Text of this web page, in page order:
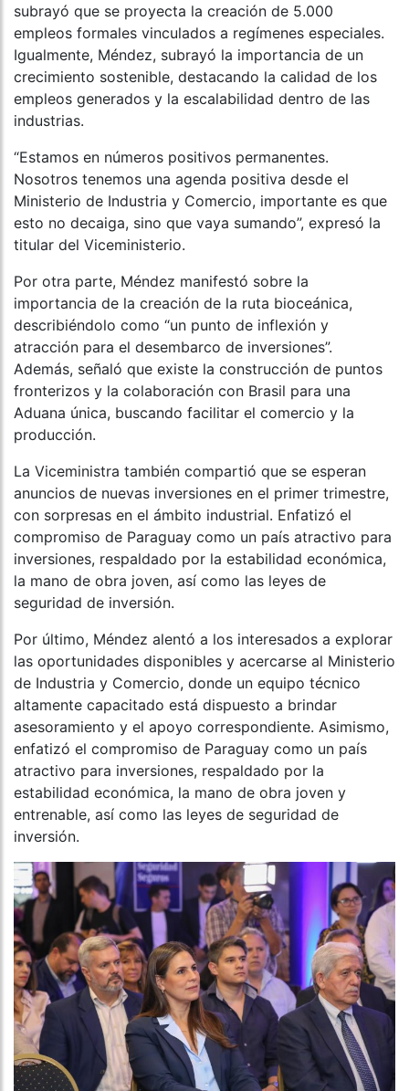
subrayó que se proyecta la creación de 5.000
empleos formales vinculados a regímenes especiales.
Igualmente, Méndez, subrayó la importancia de un
crecimiento sostenible, destacando la calidad de los
empleos generados y la escalabilidad dentro de las
industrias.
“Estamos en números positivos permanentes.
Nosotros tenemos una agenda positiva desde el
Ministerio de Industria y Comercio, importante es que
esto no decaiga, sino que vaya sumando”, expresó la
titular del Viceministerio.
Por otra parte, Méndez manifestó sobre la
importancia de la creación de la ruta bioceánica,
describiéndolo como “un punto de inflexión y
atracción para el desembarco de inversiones”.
Además, señaló que existe la construcción de puntos
fronterizos y la colaboración con Brasil para una
Aduana única, buscando facilitar el comercio y la
producción.
La Viceministra también compartió que se esperan
anuncios de nuevas inversiones en el primer trimestre,
con sorpresas en el ámbito industrial. Enfatizó el
compromiso de Paraguay como un país atractivo para
inversiones, respaldado por la estabilidad económica,
la mano de obra joven, así como las leyes de
seguridad de inversión.
Por último, Méndez alentó a los interesados a explorar
las oportunidades disponibles y acercarse al Ministerio
de Industria y Comercio, donde un equipo técnico
altamente capacitado está dispuesto a brindar
asesoramiento y el apoyo correspondiente. Asimismo,
enfatizó el compromiso de Paraguay como un país
atractivo para inversiones, respaldado por la
estabilidad económica, la mano de obra joven y
entrenable, así como las leyes de seguridad de
inversión.